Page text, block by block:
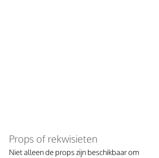
Props of rekwisieten
Niet alleen de props zijn beschikbaar om